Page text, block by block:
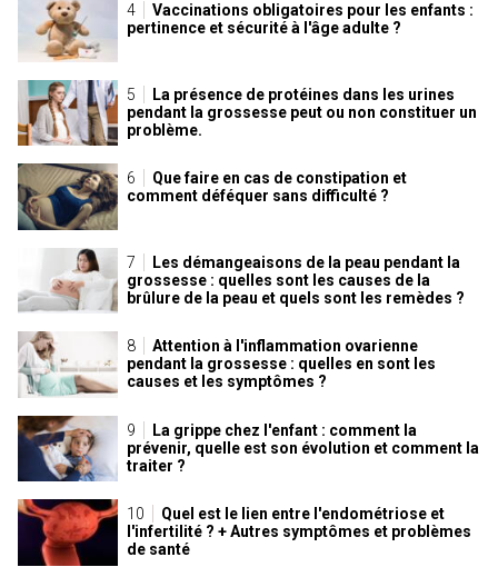
Vaccinations obligatoires pour les enfants :
pertinence et sécurité à l'âge adulte ?
La présence de protéines dans les urines
pendant la grossesse peut ou non constituer un
problème.
Que faire en cas de constipation et
comment déféquer sans difficulté ?
Les démangeaisons de la peau pendant la
grossesse : quelles sont les causes de la
brûlure de la peau et quels sont les remèdes ?
Attention à l'inflammation ovarienne
pendant la grossesse : quelles en sont les
causes et les symptômes ?
La grippe chez l'enfant : comment la
prévenir, quelle est son évolution et comment la
traiter ?
Quel est le lien entre l'endométriose et
l'infertilité ? + Autres symptômes et problèmes
de santé